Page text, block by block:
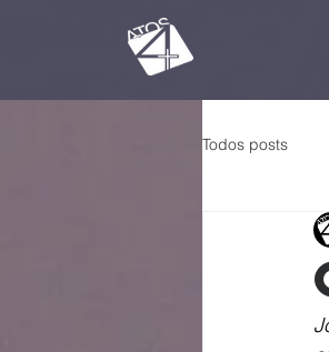
Todos posts